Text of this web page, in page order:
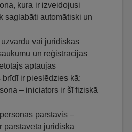
kura ir izveidojusi
saglabāti automātiski un
vai juridiskas
un reģistrācijas
aptaujas
brīdī ir pieslēdzies kā:
– iniciators ir šī fiziskā
pārstāvis –
pārstāvētā juridiskā